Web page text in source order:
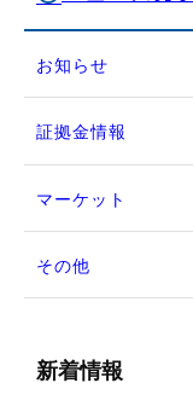
お知らせ
証拠金情報
マーケット
その他
新着情報